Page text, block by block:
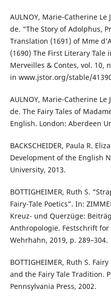
AULNOY, Marie-Catherine
de. “The Story of Adolphus,
Translation (1691) of Mme
(1690) The First Literary
Merveilles & Contes, vol. 10,
in www.jstor.org/stable/
AULNOY, Marie-Catherine
de. The Fairy Tales of
English. London: Aberdeen
BACKSCHEIDER, Paula R.
Development of the English
University, 2013.
BOTTIGHEIMER, Ruth S.
Fairy-Tale Poetics”. In:
Kreuz- und Querzüge:
Anthropologie. Festschrift
Wehrhahn, 2019, p. 289–304.
BOTTIGHEIMER, Ruth S.
and the Fairy Tale Tradition.
Pennsylvania Press, 2002.